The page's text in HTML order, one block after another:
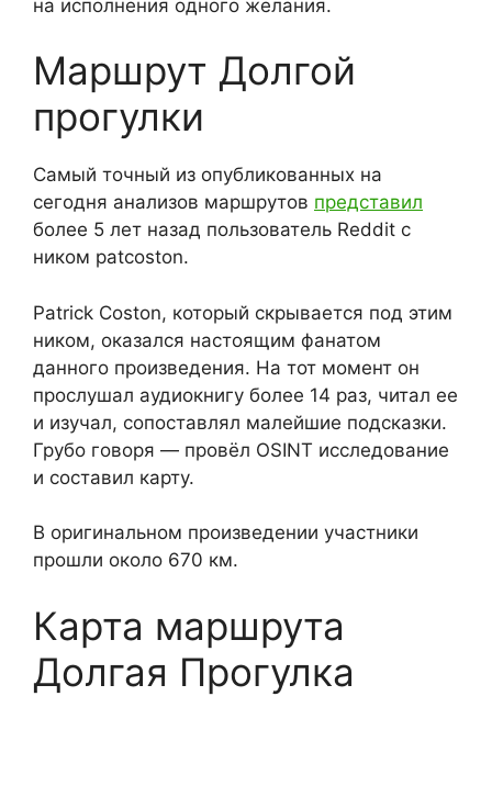
на исполнения одного желания.
Маршрут Долгой
прогулки
Самый точный из опубликованных на
сегодня анализов маршрутов представил
более 5 лет назад пользователь Reddit с
ником patcoston.
Patrick Coston, который скрывается под этим
ником, оказался настоящим фанатом
данного произведения. На тот момент он
прослушал аудиокнигу более 14 раз, читал ее
и изучал, сопоставлял малейшие подсказки.
Грубо говоря — провёл OSINT исследование
и составил карту.
В оригинальном произведении участники
прошли около 670 км.
Карта маршрута
Долгая Прогулка